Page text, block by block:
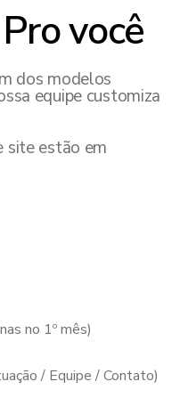
você
dos modelos
equipe customiza
site estão em
no 1º mês)
/ Equipe / Contato)